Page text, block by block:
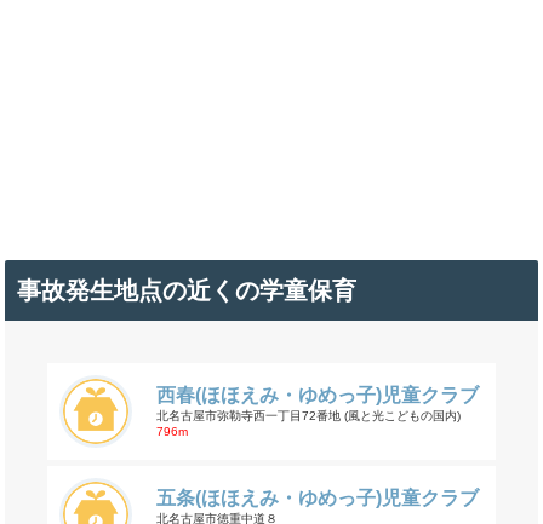
事故発生地点の近くの学童保育
西春(ほほえみ・ゆめっ子)児童クラブ
北名古屋市弥勒寺西一丁目72番地 (風と光こどもの国内)
796m
五条(ほほえみ・ゆめっ子)児童クラブ
北名古屋市徳重中道８